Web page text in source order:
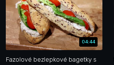
04:44
Fazolové bezlepkové bagetky s